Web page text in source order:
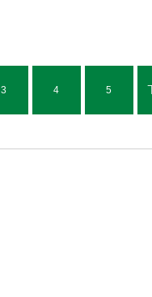
照井盖的形状来进行具体的区分
3 4 5